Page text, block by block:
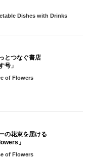
Dishes with Drinks
とつなぐ書店
号」
of Flowers
の花束を届ける
」
of Flowers